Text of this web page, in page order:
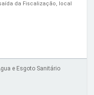
da Fiscalização, local
e Esgoto Sanitário